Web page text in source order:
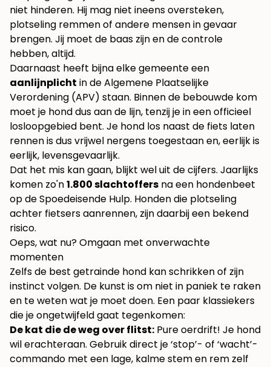
niet hinderen. Hij mag niet ineens oversteken,
plotseling remmen of andere mensen in gevaar
brengen. Jij moet de baas zijn en de controle
hebben, altijd.
Daarnaast heeft bijna elke gemeente een
aanlijnplicht in de Algemene Plaatselijke
Verordening (APV) staan. Binnen de bebouwde kom
moet je hond dus aan de lijn, tenzij je in een officieel
losloopgebied bent. Je hond los naast de fiets laten
rennen is dus vrijwel nergens toegestaan en, eerlijk is
eerlijk, levensgevaarlijk.
Dat het mis kan gaan, blijkt wel uit de cijfers. Jaarlijks
komen zo'n1.800 slachtoffers na een hondenbeet
op de Spoedeisende Hulp. Honden die plotseling
achter fietsers aanrennen, zijn daarbij een bekend
risico.
Oeps, wat nu? Omgaan met onverwachte
momenten
Zelfs de best getrainde hond kan schrikken of zijn
instinct volgen. De kunst is om niet in paniek te raken
en te weten wat je moet doen. Een paar klassiekers
die je ongetwijfeld gaat tegenkomen:
De kat die de weg over flitst: Pure oerdrift! Je hond
wil erachteraan. Gebruik direct je ‘stop’- of ‘wacht’-
commando met een lage, kalme stem en rem zelf